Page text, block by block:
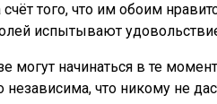
того, что им обоим
испытывают
могут начинаться в те
независима, что никому не